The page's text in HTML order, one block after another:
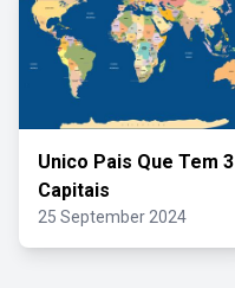
Unico Pais Que Tem 3
Capitais
25 September 2024